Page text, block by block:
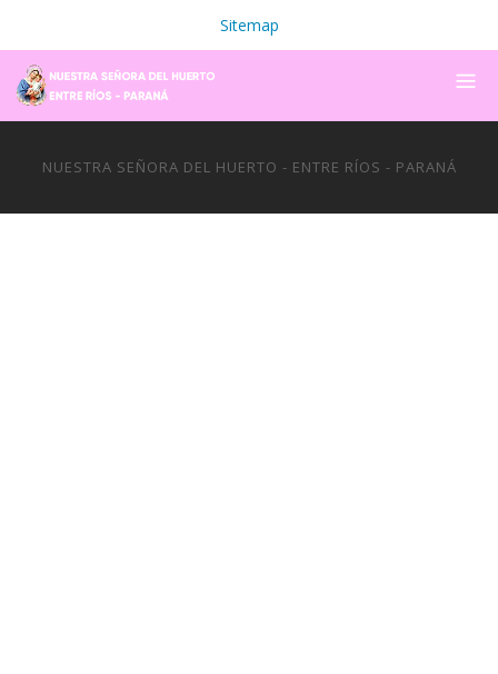
Sitemap
NUESTRA SEÑORA DEL HUERTO - ENTRE RÍOS - PARANÁ